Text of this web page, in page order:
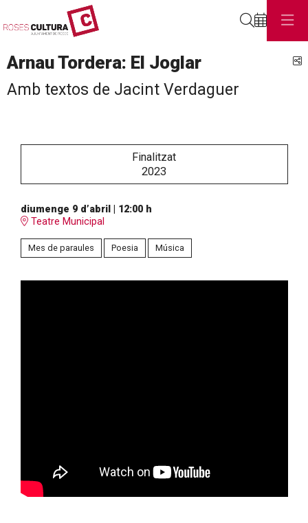
Arnau Tordera: El Joglar
Amb textos de Jacint Verdaguer
Finalitzat
2023
diumenge 9 d’abril
12:00 h
Teatre Municipal
Mes de paraules Poesia Música